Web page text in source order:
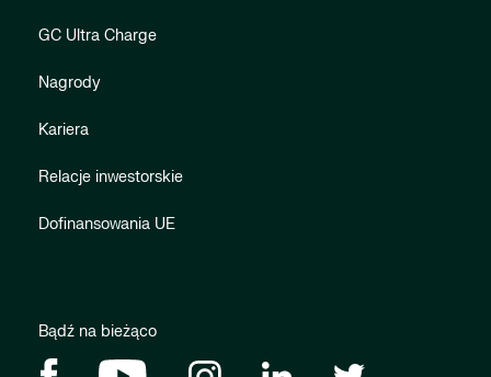
GC Ultra Charge
Nagrody
Kariera
Relacje inwestorskie
Dofinansowania UE
Bądź na bieżąco